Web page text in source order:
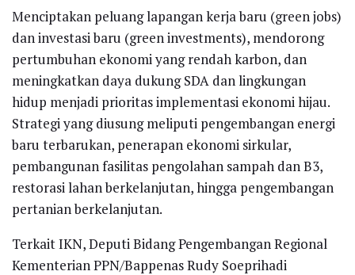
Menciptakan peluang lapangan kerja baru (green jobs)
dan investasi baru (green investments), mendorong
pertumbuhan ekonomi yang rendah karbon, dan
meningkatkan daya dukung SDA dan lingkungan
hidup menjadi prioritas implementasi ekonomi hijau.
Strategi yang diusung meliputi pengembangan energi
baru terbarukan, penerapan ekonomi sirkular,
pembangunan fasilitas pengolahan sampah dan B3,
restorasi lahan berkelanjutan, hingga pengembangan
pertanian berkelanjutan.
Terkait IKN, Deputi Bidang Pengembangan Regional
Kementerian PPN/Bappenas Rudy Soeprihadi